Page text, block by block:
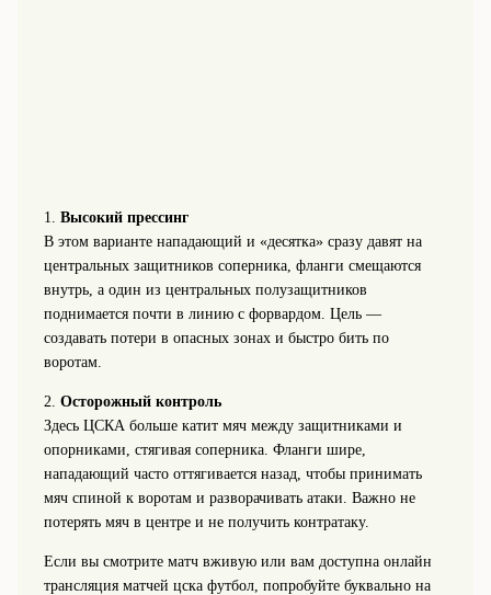
1. Высокий прессинг
В этом варианте нападающий и «десятка» сразу давят на
центральных защитников соперника, фланги смещаются
внутрь, а один из центральных полузащитников
поднимается почти в линию с форвардом. Цель —
создавать потери в опасных зонах и быстро бить по
воротам.
2. Осторожный контроль
Здесь ЦСКА больше катит мяч между защитниками и
опорниками, стягивая соперника. Фланги шире,
нападающий часто оттягивается назад, чтобы принимать
мяч спиной к воротам и разворачивать атаки. Важно не
потерять мяч в центре и не получить контратаку.
Если вы смотрите матч вживую или вам доступна онлайн
трансляция матчей цска футбол, попробуйте буквально на